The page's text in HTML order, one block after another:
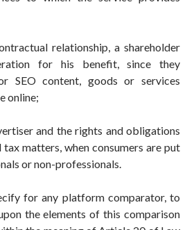
relationship, a shareholder
for his benefit, since they
SEO content, goods or services
online;
and the rights and obligations
matters, when consumers are put
or non-professionals.
for any platform comparator, to
the elements of this comparison